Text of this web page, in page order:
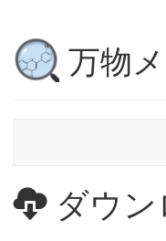
万物
ダウン